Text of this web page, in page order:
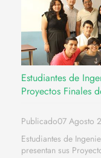
Estudiantes de
Proyectos Finales
Publicado07 Agosto
Estudiantes de
presentan sus